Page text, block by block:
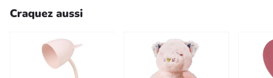
Craquez aussi